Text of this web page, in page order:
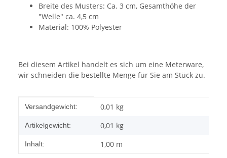
Breite des Musters: Ca. 3 cm, Gesamthöhe der
"Welle" ca. 4,5 cm
Material: 100% Polyester
Bei diesem Artikel handelt es sich um eine Meterware,
wir schneiden die bestellte Menge für Sie am Stück zu.
Produkteigenschaft
Wert
Versandgewicht: 0,01 kg
Artikelgewicht: 0,01 kg
Inhalt: 1,00 m